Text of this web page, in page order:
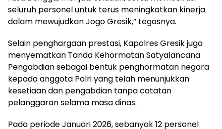
seluruh personel untuk terus meningkatkan kinerja
dalam mewujudkan Jogo Gresik,” tegasnya.
Selain penghargaan prestasi, Kapolres Gresik juga
menyematkan Tanda Kehormatan Satyalancana
Pengabdian sebagai bentuk penghormatan negara
kepada anggota Polri yang telah menunjukkan
kesetiaan dan pengabdian tanpa catatan
pelanggaran selama masa dinas.
Pada periode Januari 2026, sebanyak 12 personel